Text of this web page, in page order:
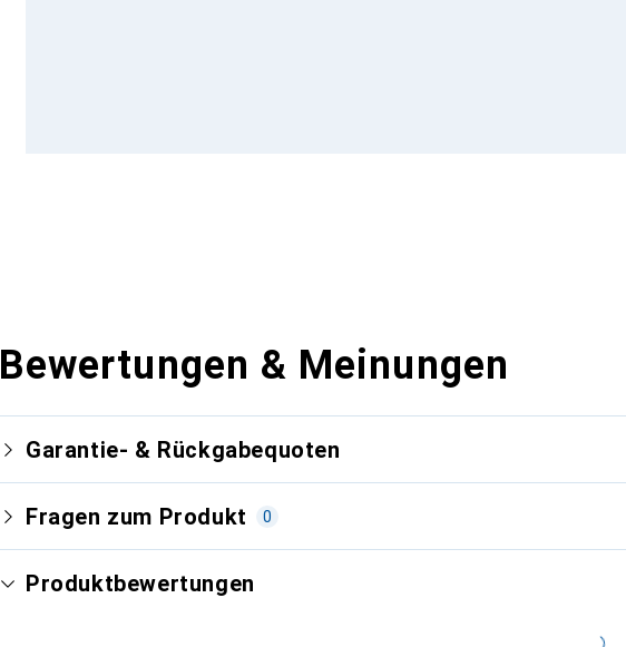
Bewertungen & Meinungen
Garantie- & Rückgabequoten
Fragen zum Produkt 0
Produktbewertungen